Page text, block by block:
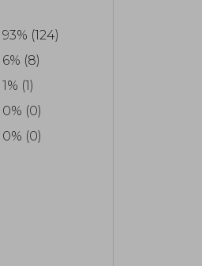
93% (124)
6% (8)
1% (1)
0% (0)
0% (0)